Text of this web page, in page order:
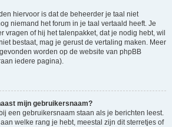
hiervoor is dat de beheerder je taal niet
niemand het forum in je taal vertaald heeft. Je
vragen of hij het talenpakket, dat je nodig hebt, wil
bestaat, mag je gerust de vertaling maken. Meer
worden op de website van phpBB
iedere pagina).
mijn gebruikersnaam?
een gebruikersnaam staan als je berichten leest.
welke rang je hebt, meestal zijn dit sterretjes of